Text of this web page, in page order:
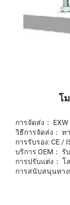
โ
การจัดส่ง： EXW
วิธีการจัดส่ง： ท
การรับรอง: CE /
บริการ OEM： รั
การปรับแต่ง：
การสนับสนุนทา